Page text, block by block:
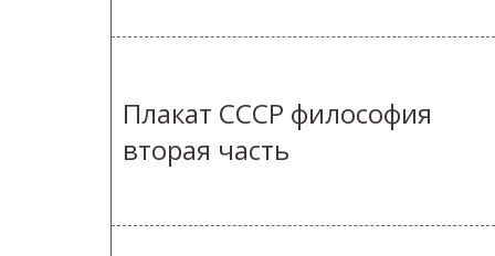
Плакат СССР философия
вторая часть